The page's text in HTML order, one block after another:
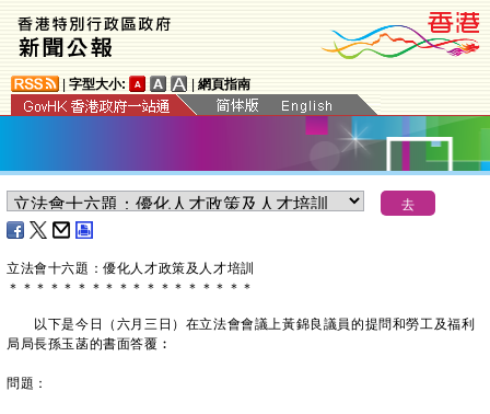
字型大小: 網頁指南
立法會十六題：優化人才政策及人才培訓
＊ ＊ ＊ ＊ ＊ ＊ ＊ ＊ ＊ ＊ ＊ ＊ ＊ ＊ ＊ ＊ ＊ ＊
以下是今日（六月三日）在立法會會議上黃錦良議員的提問和勞工及福利
局局長孫玉菡的書面答覆︰
問題：